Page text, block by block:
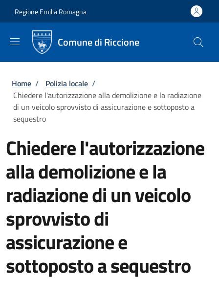
Regione Emilia Romagna
Comune di Riccione
Briciole di pane
Home / Polizia locale /
Chiedere l'autorizzazione alla demolizione e la radiazione
di un veicolo sprovvisto di assicurazione e sottoposto a
sequestro
Chiedere l'autorizzazione
alla demolizione e la
radiazione di un veicolo
sprovvisto di
assicurazione e
sottoposto a sequestro